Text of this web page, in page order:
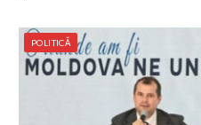
POLITICĂ